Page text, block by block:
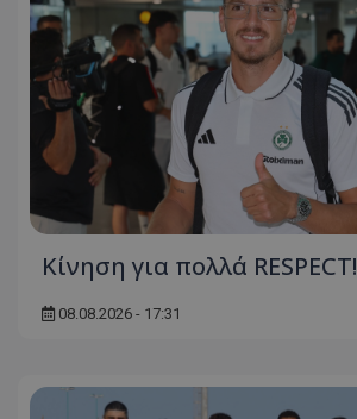
Κίνηση για πολλά RESPECT!
08.08.2026 - 17:31